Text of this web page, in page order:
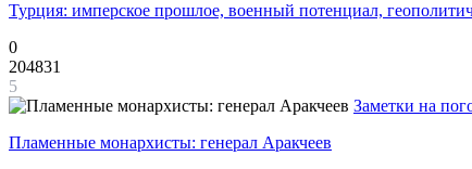
Турция: имперское прошлое, военный потенциал,
0
204831
5
Заметки на
Пламенные монархисты: генерал Аракчеев